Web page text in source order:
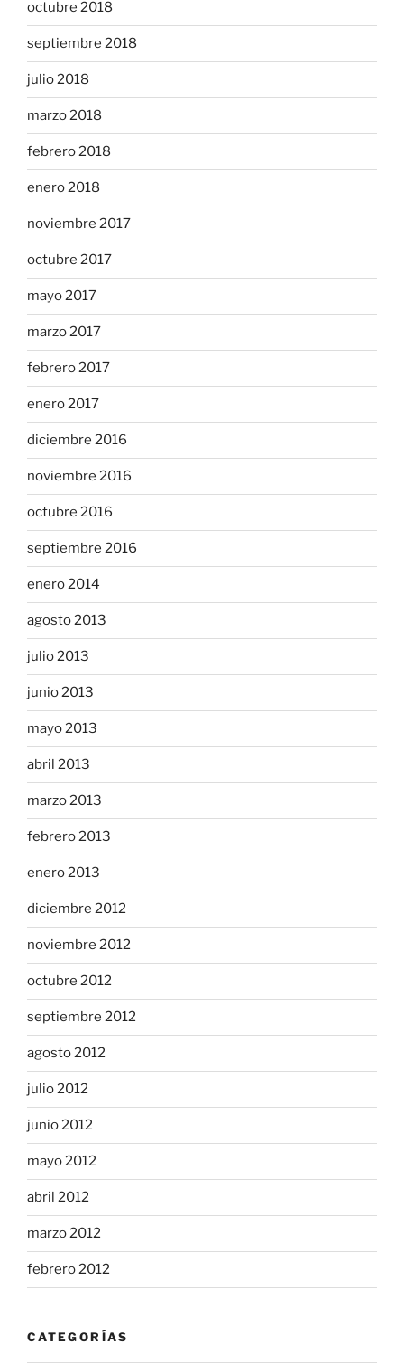
octubre 2018
septiembre 2018
julio 2018
marzo 2018
febrero 2018
enero 2018
noviembre 2017
octubre 2017
mayo 2017
marzo 2017
febrero 2017
enero 2017
diciembre 2016
noviembre 2016
octubre 2016
septiembre 2016
enero 2014
agosto 2013
julio 2013
junio 2013
mayo 2013
abril 2013
marzo 2013
febrero 2013
enero 2013
diciembre 2012
noviembre 2012
octubre 2012
septiembre 2012
agosto 2012
julio 2012
junio 2012
mayo 2012
abril 2012
marzo 2012
febrero 2012
CATEGORÍAS